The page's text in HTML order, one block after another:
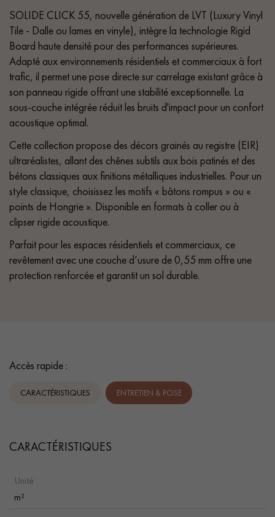
SOLIDE CLICK 55, nouvelle génération de LVT (Luxury Vinyl
Tile - Dalle ou lames en vinyle), intègre la technologie Rigid
Board haute densité pour des performances supérieures.
Adapté aux environnements résidentiels et commerciaux à fort
trafic, il permet une pose directe sur carrelage existant grâce à
son panneau rigide offrant une stabilité exceptionnelle. La
sous-couche intégrée réduit les bruits d'impact pour un confort
acoustique optimal.
Cette collection propose des décors grainés au registre (EIR)
ultraréalistes, allant des chênes subtils aux bois patinés et des
bétons classiques aux finitions métalliques industrielles. Pour un
style classique, choisissez les motifs « bâtons rompus » ou «
points de Hongrie ». Disponible en formats à coller ou à
clipser rigide acoustique.
Parfait pour les espaces résidentiels et commerciaux, ce
revêtement avec une couche d’usure de 0,55 mm offre une
protection renforcée et garantit un sol durable.
Accès rapide :
CARACTÉRISTIQUES ENTRETIEN & POSE
CARACTÉRISTIQUES
Unité :
m²